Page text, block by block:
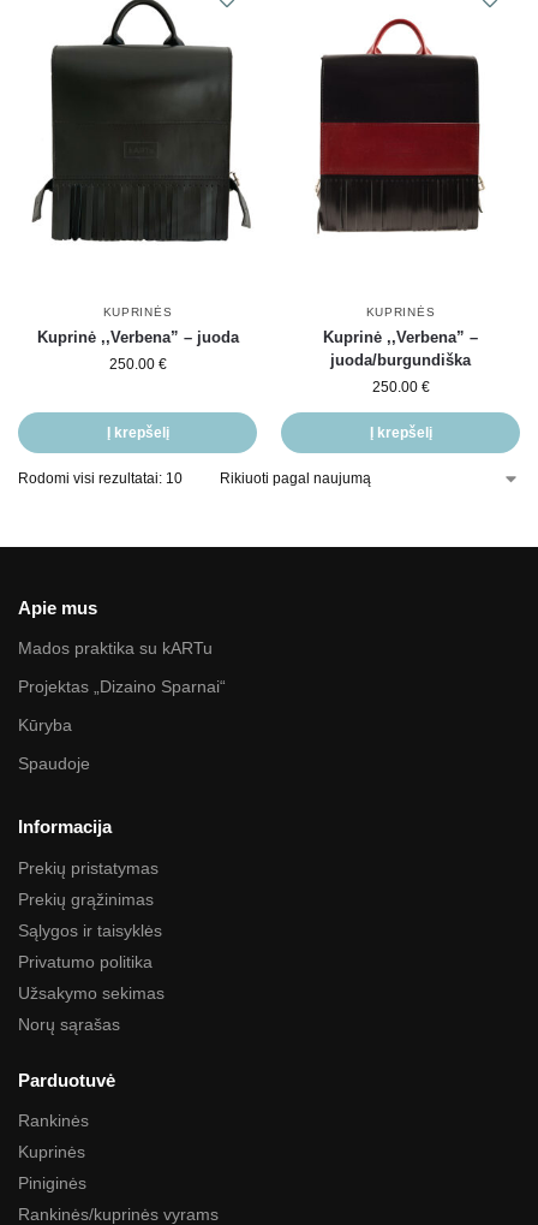
KUPRINĖS
Kuprinė ,,Verbena” – juoda
250.00 €
Į krepšelį
KUPRINĖS
Kuprinė ,,Verbena” –
juoda/burgundiška
250.00 €
Į krepšelį
Rodomi visi rezultatai: 10
Apie mus
Mados praktika su kARTu
Projektas „Dizaino Sparnai“
Kūryba
Spaudoje
Informacija
Prekių pristatymas
Prekių grąžinimas
Sąlygos ir taisyklės
Privatumo politika
Užsakymo sekimas
Norų sąrašas
Parduotuvė
Rankinės
Kuprinės
Piniginės
Rankinės/kuprinės vyrams